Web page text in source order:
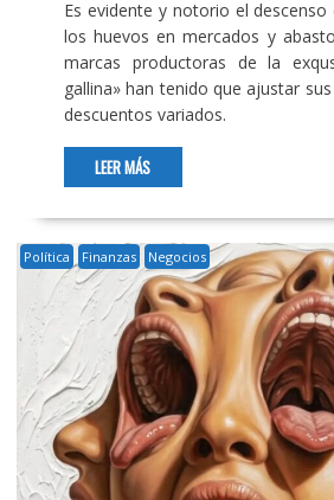
Es evidente y notorio el
los huevos en mercados y
marcas productoras de la
gallina» han tenido que ajustar
descuentos variados.
LEER MÁS
Política Finanzas Negocios